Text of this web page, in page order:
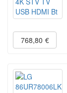
768,80 €